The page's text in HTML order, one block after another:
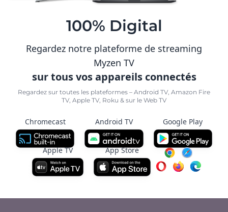
100% Digital
Regardez notre plateforme de streaming
Myzen TV
sur tous vos appareils connectés
Regardez sur toutes les plateformes – Android TV, Amazon Fire
TV, Apple TV, Roku & sur le Web TV
Chromecast Android TV Google Play
Apple TV App Store